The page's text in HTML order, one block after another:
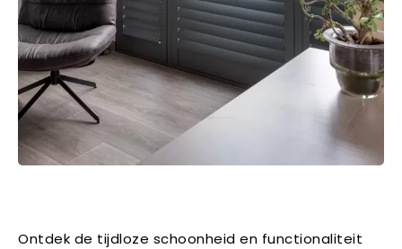
Ontdek de tijdloze schoonheid en functionaliteit